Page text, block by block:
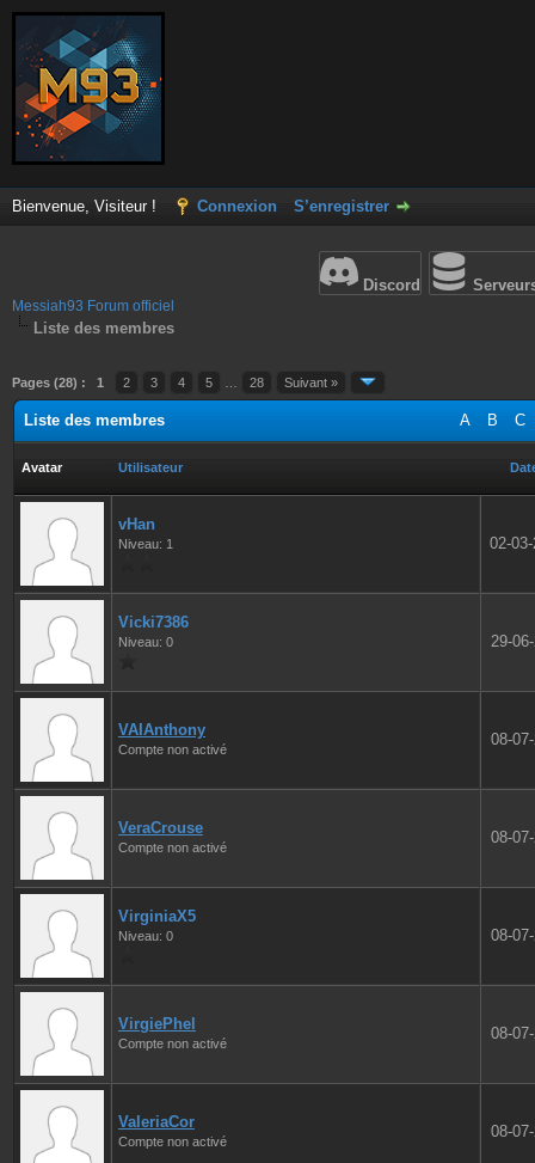
Bienvenue, Visiteur ! Connexion S’enregistrer
Discord
Messiah93 Forum officiel
Liste des membres
Pages (28) : 1 2 3 4 5 28 Suivant »
A B C
Liste des membres
Avatar Utilisateur
vHan
Niveau: 1 02-
Vicki7386
Niveau: 0 29-
VAIAnthony
Compte non activé
08-
VeraCrouse
Compte non activé
08-
VirginiaX5
Niveau: 0 08-
VirgiePhel
Compte non activé
08-
ValeriaCor
Compte non activé
08-